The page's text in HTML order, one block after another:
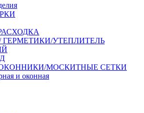
ГЕРМЕТИКИ/УТЕПЛИТЕЛЬ
МОСКИТНЫЕ СЕТКИ
и оконная